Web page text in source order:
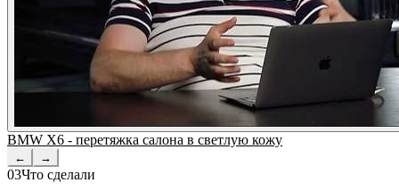
BMW X6 - перетяжка салона в светлую кожу
← →
03Что сделали